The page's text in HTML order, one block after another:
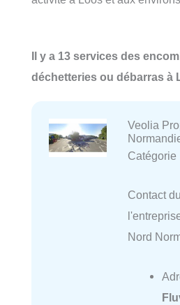
Il y a 13 services des
déchetteries ou débarras à
Veolia
Catégorie
Contact
Nord